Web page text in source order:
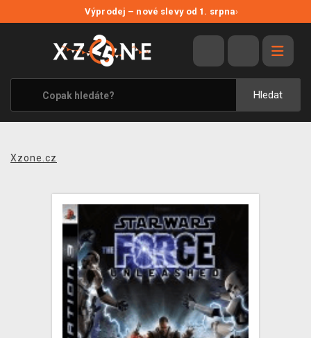
Výprodej – nové slevy od 1. srpna›
Hledat
VÝPRODEJ
VIDEOHRY
XZONE ORIGINALS
TÉMATIKY
SPOLEČENSKÉ HRY
KONTAKT
PRODEJNY
DOPRAVA
Xzone.cz